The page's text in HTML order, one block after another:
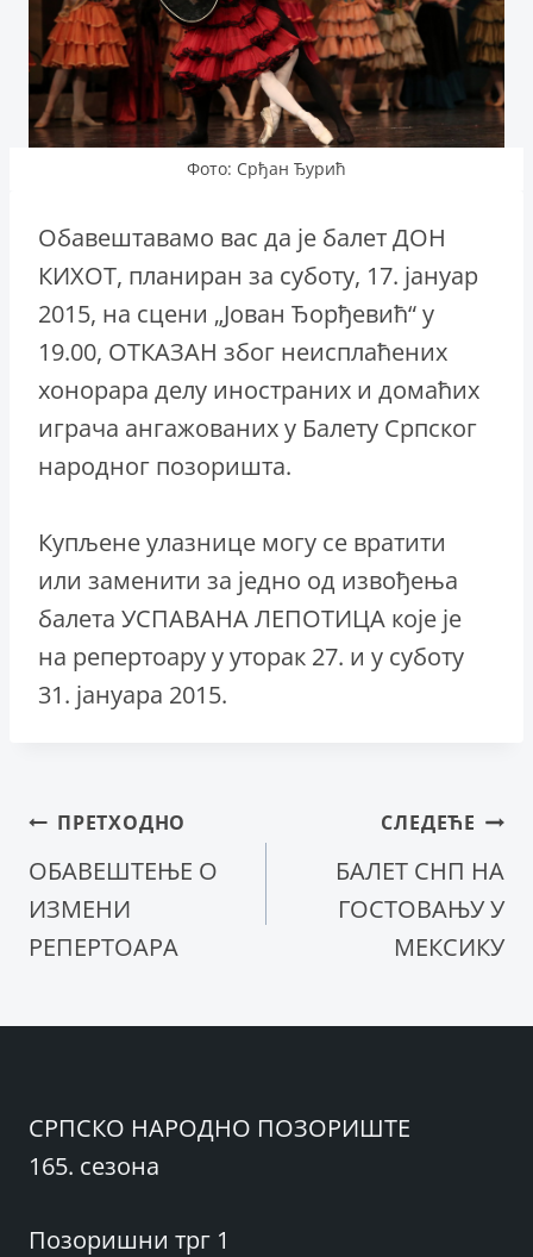
Фото: Срђан Ђурић
Обавештавамо вас да је балет ДОН
КИХОТ, планиран за суботу, 17. јануар
2015, на сцени „Јован Ђорђевић“ у
19.00, ОТКАЗАН због неисплаћених
хонорара делу иностраних и домаћих
играча ангажованих у Балету Српског
народног позоришта.
Купљене улазнице могу се вратити
или заменити за једно од извођења
балета УСПАВАНА ЛЕПОТИЦА које је
на репертоару у уторак 27. и у суботу
31. јануара 2015.
Кретање
чланка
ПРЕТХОДНО
ОБАВЕШТЕЊЕ О
ИЗМЕНИ
РЕПЕРТОАРА
СЛЕДЕЋЕ
БАЛЕТ СНП НА
ГОСТОВАЊУ У
МЕКСИКУ
СРПСКО НАРОДНО ПОЗОРИШТЕ
165. сезона
Позоришни трг 1